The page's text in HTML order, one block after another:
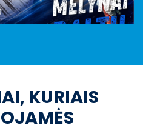
KURIAIS